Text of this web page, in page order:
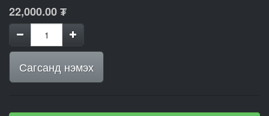
22,000.00₮
Сагсанд нэмэх